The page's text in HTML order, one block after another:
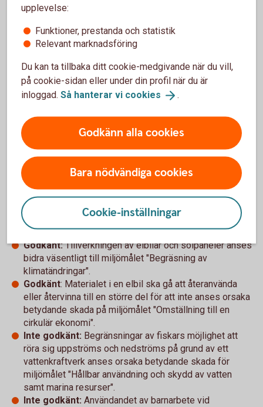
tekniska granskningskriterierna
ett specifikt miljömål. Det är detaljerade
verksamhet anses uppfylla de två första
kriterierna; väsentligt bidra och inte orsaka
betydande skada. Det säkerställer att
verksamheten faktiskt lever upp till de satta
kriterierna för att klassas som miljömässigt
Bedömning enligt kriterierna - exempel
Godkänt:Tillverkningen av elbilar och solpaneler anses
bidra väsentligt till miljömålet "Begräsning av
klimatändringar".
Godkänt: Materialet i en elbil ska gå att återanvända
eller återvinna till en större del för att inte anses orsaka
betydande skada på miljömålet "Omställning till en
cirkulär ekonomi".
Inte godkänt: Begränsningar av fiskars möjlighet att
röra sig uppströms och nedströms på grund av ett
vattenkraftverk anses orsaka betydande skada för
miljömålet "Hållbar användning och skydd av vatten
samt marina resurser".
Inte godkänt: Användandet av barnarbete vid
upplevelse:
Funktioner, prestanda och statistik
Relevant marknadsföring
Du kan ta tillbaka ditt cookie-medgivande när du vill,
på cookie-sidan eller under din profil när du är
inloggad. Så hanterar vi cookies .
Godkänn alla cookies
Bara nödvändiga cookies
Cookie-inställningar